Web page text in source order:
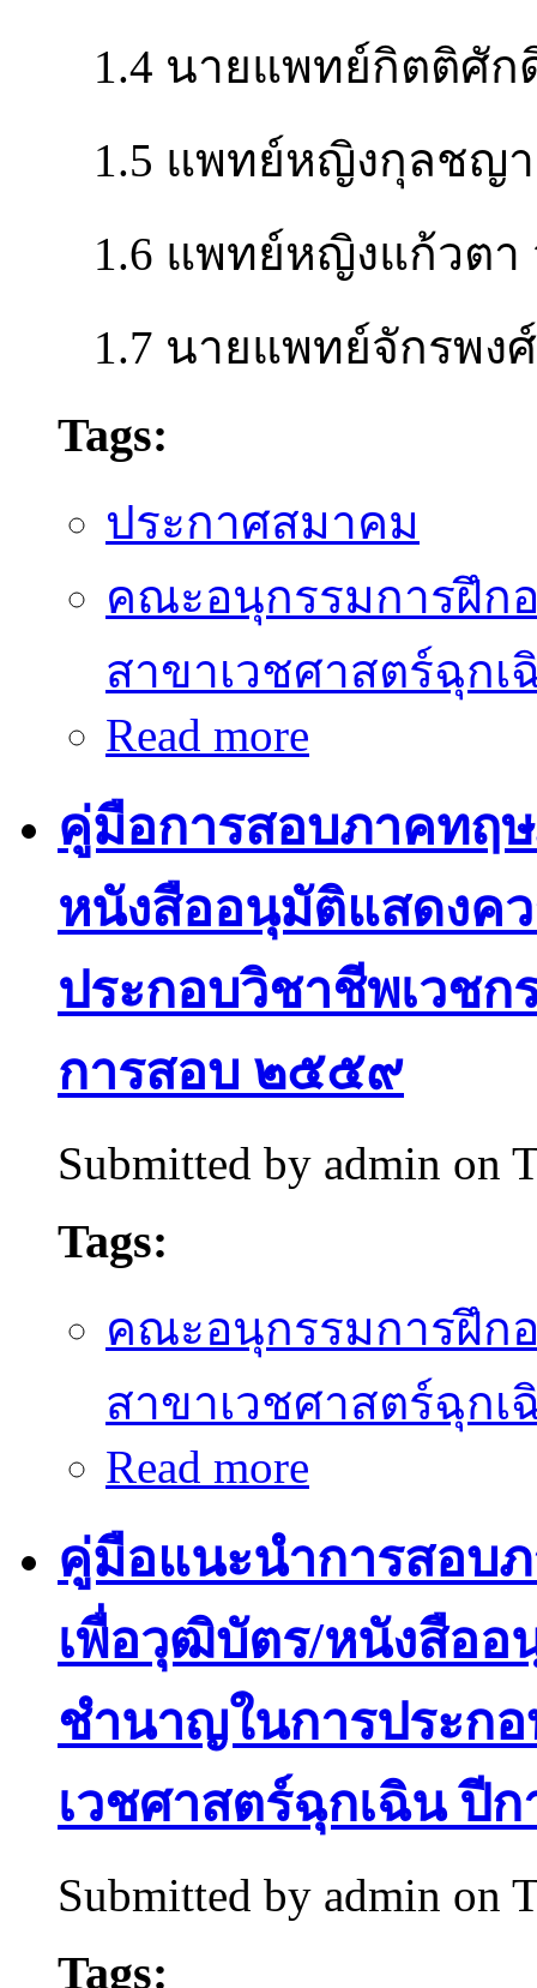
1.4 นายแพทย์กิตติศัก
1.5 แพทย์หญิงกุลชญ
1.6 แพทย์หญิงแก้วตา
1.7 นายแพทย์จักรพง
Tags:
ประกาศสมาคม
คณะอนุกรรมการฝึก
สาขาเวชศาสตร์ฉุกเ
Read more
คู่มือการสอบภาคทฤ
หนังสืออนุมัติแสดงค
ประกอบวิชาชีพเวชก
การสอบ ๒๕๕๙
Submitted by admin on
Tags:
คณะอนุกรรมการฝึก
สาขาเวชศาสตร์ฉุกเ
Read more
คู่มือแนะนำการสอบ
เพื่อวุฒิบัตร/หนังสืออ
ชำนาญในการประก
เวชศาสตร์ฉุกเฉิน ปี
Submitted by admin on
Tags: